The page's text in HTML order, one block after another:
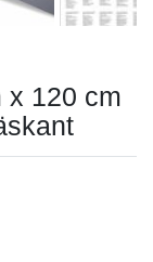
x 120 cm